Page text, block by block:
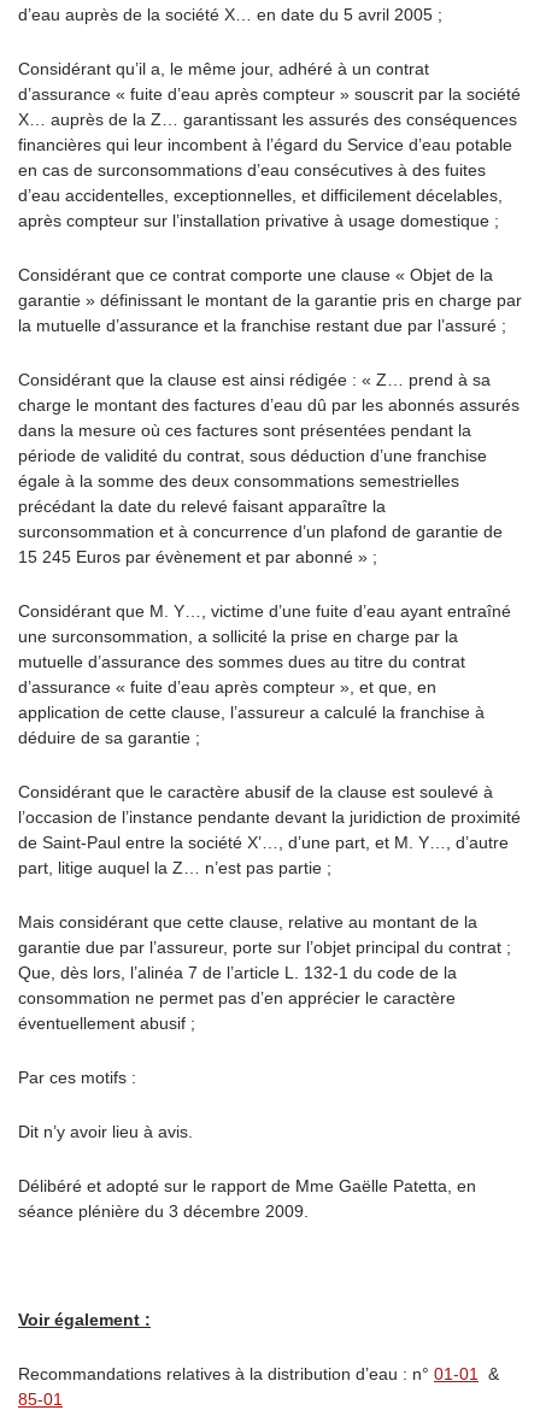
d’eau auprès de la société X… en date du 5 avril 2005 ;
Considérant qu’il a, le même jour, adhéré à un contrat
d’assurance « fuite d’eau après compteur » souscrit par la société
X… auprès de la Z… garantissant les assurés des conséquences
financières qui leur incombent à l’égard du Service d’eau potable
en cas de surconsommations d’eau consécutives à des fuites
d’eau accidentelles, exceptionnelles, et difficilement décelables,
après compteur sur l’installation privative à usage domestique ;
Considérant que ce contrat comporte une clause « Objet de la
garantie » définissant le montant de la garantie pris en charge par
la mutuelle d’assurance et la franchise restant due par l’assuré ;
Considérant que la clause est ainsi rédigée : « Z… prend à sa
charge le montant des factures d’eau dû par les abonnés assurés
dans la mesure où ces factures sont présentées pendant la
période de validité du contrat, sous déduction d’une franchise
égale à la somme des deux consommations semestrielles
précédant la date du relevé faisant apparaître la
surconsommation et à concurrence d’un plafond de garantie de
15 245 Euros par évènement et par abonné » ;
Considérant que M. Y…, victime d’une fuite d’eau ayant entraîné
une surconsommation, a sollicité la prise en charge par la
mutuelle d’assurance des sommes dues au titre du contrat
d’assurance « fuite d’eau après compteur », et que, en
application de cette clause, l’assureur a calculé la franchise à
déduire de sa garantie ;
Considérant que le caractère abusif de la clause est soulevé à
l’occasion de l’instance pendante devant la juridiction de proximité
de Saint-Paul entre la société X’…, d’une part, et M. Y…, d’autre
part, litige auquel la Z… n’est pas partie ;
Mais considérant que cette clause, relative au montant de la
garantie due par l’assureur, porte sur l’objet principal du contrat ;
Que, dès lors, l’alinéa 7 de l’article L. 132-1 du code de la
consommation ne permet pas d’en apprécier le caractère
éventuellement abusif ;
Par ces motifs :
Dit n’y avoir lieu à avis.
Délibéré et adopté sur le rapport de Mme Gaëlle Patetta, en
séance plénière du 3 décembre 2009.
Voir également :
Recommandations relatives à la distribution d’eau : n° 01-01
&
85-01